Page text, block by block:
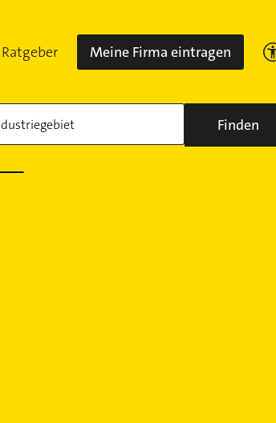
Ratgeber Meine Firma eintragen
Finden